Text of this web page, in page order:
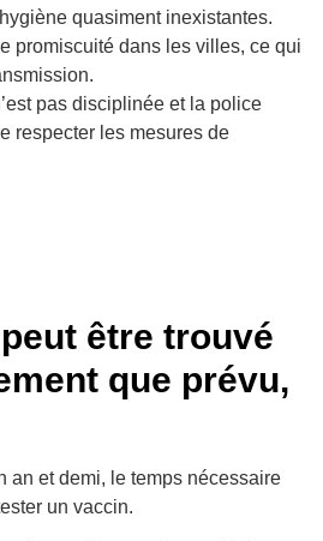
quasiment inexistantes.
promiscuité dans les villes, ce qui
pas disciplinée et la police
respecter les mesures de
être trouvé
que prévu,
an et demi, le temps nécessaire
un vaccin.